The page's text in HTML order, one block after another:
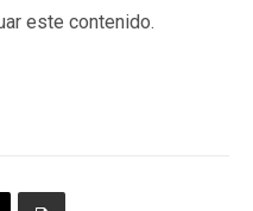
este contenido.